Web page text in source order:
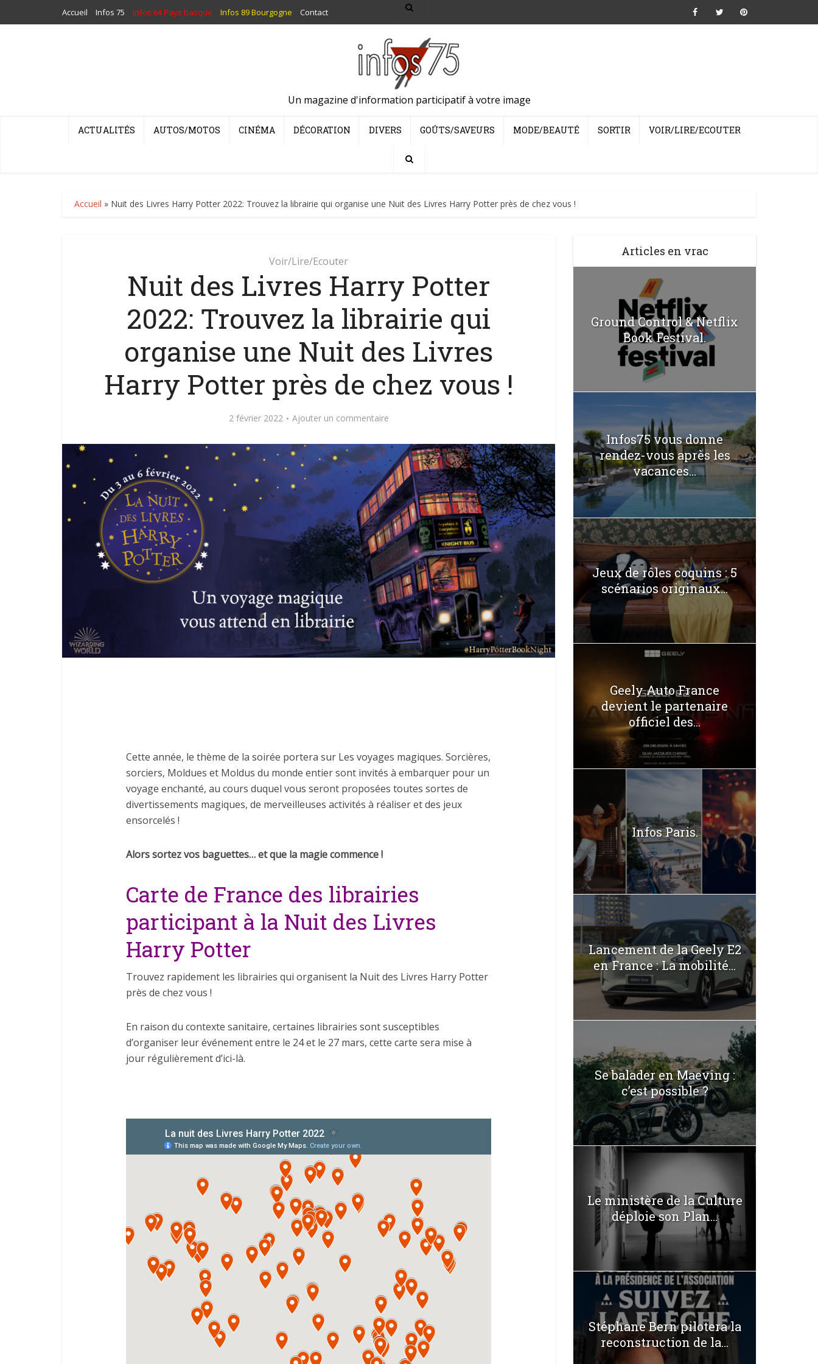
Accueil Infos 75 Infos 64 Pays basque Infos 89 Bourgogne Contact
Un magazine d'information participatif à votre image
ACTUALITÉS AUTOS/MOTOS CINÉMA DÉCORATION DIVERS GOÛTS/SAVEURS MODE/BEAUTÉ SORTIR VOIR/LIRE/ECOUTER
Accueil » Nuit des Livres Harry Potter 2022: Trouvez la librairie qui organise une Nuit des Livres Harry Potter près de chez vous !
Voir/Lire/Ecouter
Nuit des Livres Harry Potter
2022: Trouvez la librairie qui
organise une Nuit des Livres
Harry Potter près de chez vous !
2 février 2022 Ajouter un commentaire
Cette année, le thème de la soirée portera sur Les voyages magiques. Sorcières,
sorciers, Moldues et Moldus du monde entier sont invités à embarquer pour un
voyage enchanté, au cours duquel vous seront proposées toutes sortes de
divertissements magiques, de merveilleuses activités à réaliser et des jeux
ensorcelés !
Alors sortez vos baguettes… et que la magie commence !
Carte de France des librairies
participant à la Nuit des Livres
Harry Potter
Trouvez rapidement les librairies qui organisent la Nuit des Livres Harry Potter
près de chez vous !
En raison du contexte sanitaire, certaines librairies sont susceptibles
d’organiser leur événement entre le 24 et le 27 mars, cette carte sera mise à
jour régulièrement d’ici-là.
Articles en vrac
Ground Control & Netflix
Book Festival.
Infos75 vous donne
rendez-vous après les
vacances...
Jeux de rôles coquins : 5
scénarios originaux...
Geely Auto France
devient le partenaire
officiel des...
Infos Paris.
Lancement de la Geely E2
en France : La mobilité...
Se balader en Maeving :
c’est possible ?
Le ministère de la Culture
déploie son Plan...
Stéphane Bern pilotera la
reconstruction de la...